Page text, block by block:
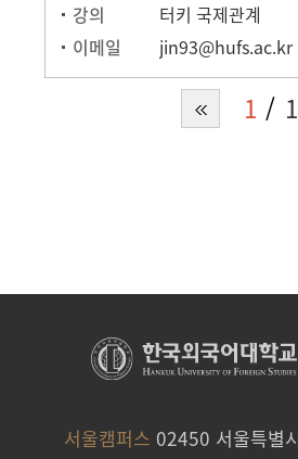
강의
터키 국제관계
이메일
jin93@hufs.ac.kr
1 1
서울캠퍼스 02450 서울특별